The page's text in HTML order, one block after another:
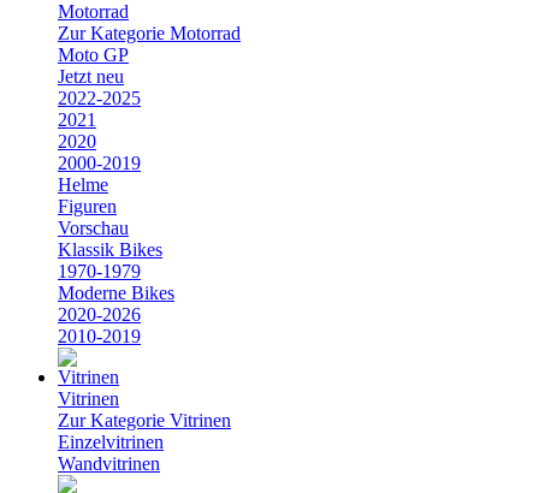
Motorrad
Zur Kategorie Motorrad
Moto GP
Jetzt neu
2022-2025
2021
2020
2000-2019
Helme
Figuren
Vorschau
Klassik Bikes
1970-1979
Moderne Bikes
2020-2026
2010-2019
Vitrinen
Zur Kategorie Vitrinen
Einzelvitrinen
Wandvitrinen